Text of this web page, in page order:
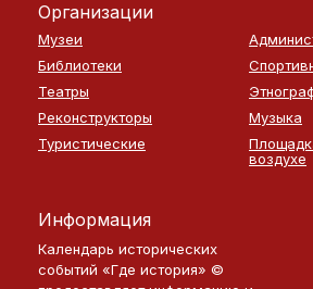
Организации
Музеи
Библиотеки
Театры
Реконструкторы
Музыка
Туристические
воздухе
Информация
Календарь исторических
событий «Где история» ©